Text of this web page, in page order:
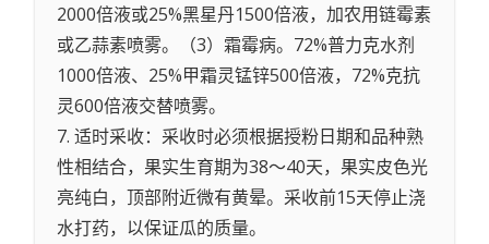
2000倍液或25%黑星丹1500倍液，加农用链霉素
或乙蒜素喷雾。（3）霜霉病。72%普力克水剂
1000倍液、25%甲霜灵锰锌500倍液，72%克抗
灵600倍液交替喷雾。
7. 适时采收：采收时必须根据授粉日期和品种熟
性相结合，果实生育期为38～40天，果实皮色光
亮纯白，顶部附近微有黄晕。采收前15天停止浇
水打药，以保证瓜的质量。